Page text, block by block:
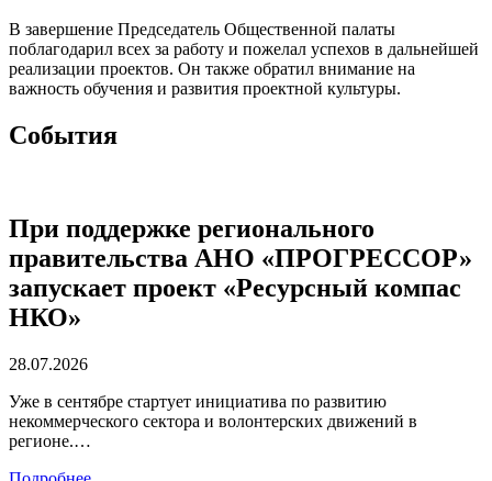
В завершение Председатель Общественной палаты
поблагодарил всех за работу и пожелал успехов в дальнейшей
реализации проектов. Он также обратил внимание на
важность обучения и развития проектной культуры.
Cобытия
При поддержке регионального
правительства АНО «ПРОГРЕССОР»
запускает проект «Ресурсный компас
НКО»
28.07.2026
Уже в сентябре стартует инициатива по развитию
некоммерческого сектора и волонтерских движений в
регионе.…